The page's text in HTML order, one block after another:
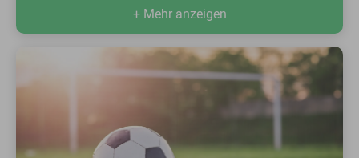
+ Mehr anzeigen